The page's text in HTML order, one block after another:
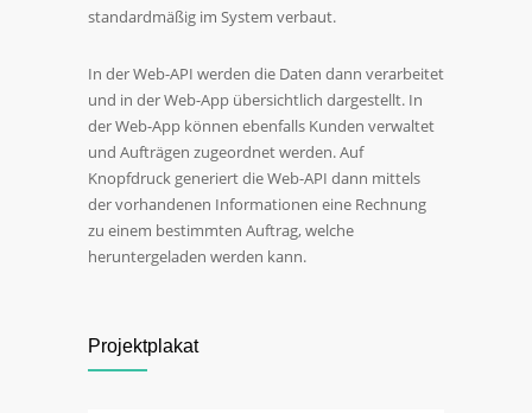
standardmäßig im System verbaut.
In der Web-API werden die Daten dann verarbeitet
und in der Web-App übersichtlich dargestellt. In
der Web-App können ebenfalls Kunden verwaltet
und Aufträgen zugeordnet werden. Auf
Knopfdruck generiert die Web-API dann mittels
der vorhandenen Informationen eine Rechnung
zu einem bestimmten Auftrag, welche
heruntergeladen werden kann.
Projektplakat